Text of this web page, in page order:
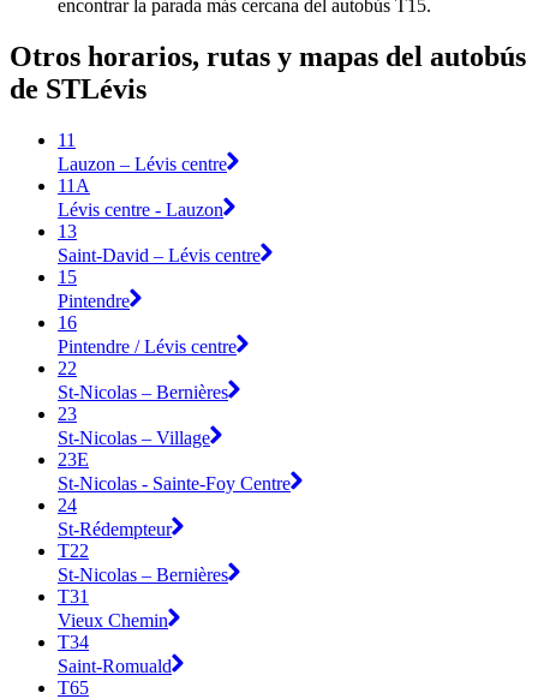
encontrar la parada más cercana del autobús T15.
Otros horarios, rutas y mapas del autobús
de STLévis
11
Lauzon – Lévis centre
11A
Lévis centre - Lauzon
13
Saint-David – Lévis centre
15
Pintendre
16
Pintendre / Lévis centre
22
St-Nicolas – Bernières
23
St-Nicolas – Village
23E
St-Nicolas - Sainte-Foy Centre
24
St-Rédempteur
T22
St-Nicolas – Bernières
T31
Vieux Chemin
T34
Saint-Romuald
T65